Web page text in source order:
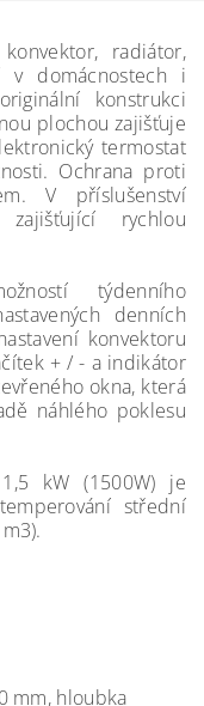
radiátor,
v domácnostech i
konstrukci
plochou zajišťuje
termostat
Ochrana proti
V příslušenství
rychlou
týdenního
denních
konvektoru
+ / - a indikátor
okna, která
náhlého poklesu
kW (1500W) je
střední
mm, hloubka